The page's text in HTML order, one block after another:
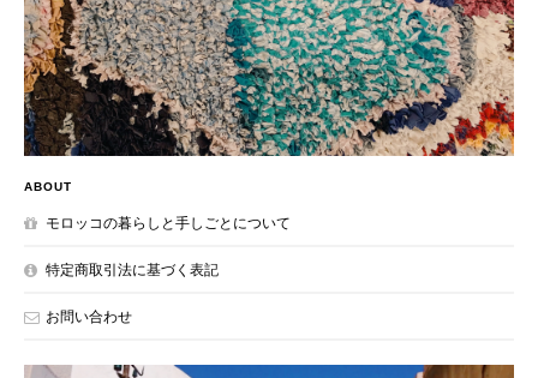
ABOUT
モロッコの暮らしと手しごとについて
特定商取引法に基づく表記
お問い合わせ